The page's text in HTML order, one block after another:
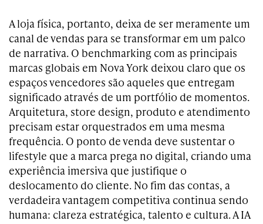
A loja física, portanto, deixa de ser meramente um
canal de vendas para se transformar em um palco
de narrativa. O benchmarking com as principais
marcas globais em Nova York deixou claro que os
espaços vencedores são aqueles que entregam
significado através de um portfólio de momentos.
Arquitetura, store design, produto e atendimento
precisam estar orquestrados em uma mesma
frequência. O ponto de venda deve sustentar o
lifestyle que a marca prega no digital, criando uma
experiência imersiva que justifique o
deslocamento do cliente. No fim das contas, a
verdadeira vantagem competitiva continua sendo
humana: clareza estratégica, talento e cultura. A IA